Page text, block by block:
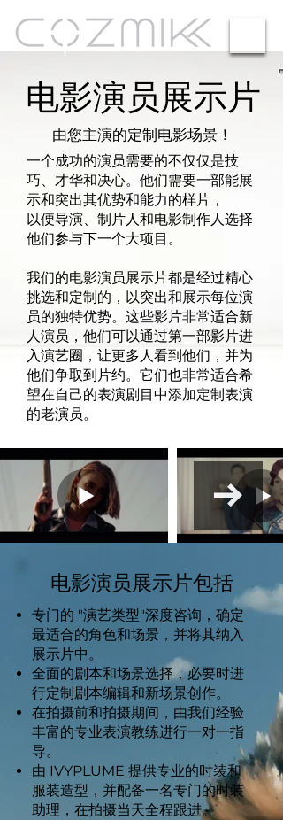
电影演员展示片
由您主演的定制电影场景！
一个成功的演员需要的不仅仅是技
巧、才华和决心。他们需要一部能展
示和突出其优势和能力的样片，
以便导演、制片人和电影制作人选择
他们参与下一个大项目。
我们的电影演员展示片都是经过精心
挑选和定制的，以突出和展示每位演
员的独特优势。这些影片非常适合新
人演员，他们可以通过第一部影片进
入演艺圈，让更多人看到他们，并为
他们争取到片约。它们也非常适合希
望在自己的表演剧目中添加定制表演
的老演员。
电影演员展示片包括
专门的 "演艺类型"深度咨询，确定
最适合的角色和场景，并将其纳入
展示片中。
全面的剧本和场景选择，必要时进
行定制剧本编辑和新场景创作。
在拍摄前和拍摄期间，由我们经验
丰富的专业表演教练进行一对一指
导。
由 IVYPLUME 提供专业的时装和
服装造型，并配备一名专门的时装
助理，在拍摄当天全程跟进。